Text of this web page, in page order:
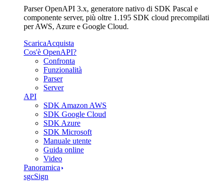
Parser OpenAPI 3.x, generatore nativo di SDK Pascal e
componente server, più oltre 1.195 SDK cloud precompilati
per AWS, Azure e Google Cloud.
ScaricaAcquista
Cos'è OpenAPI?
Confronta
Funzionalità
Parser
Server
API
SDK Amazon AWS
SDK Google Cloud
SDK Azure
SDK Microsoft
Manuale utente
Guida online
Video
Panoramica
sgcSign